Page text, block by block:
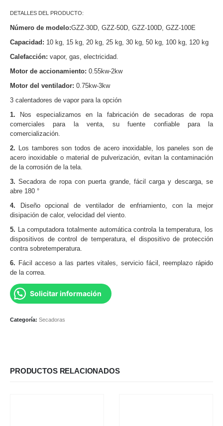
DETALLES DEL PRODUCTO:
Número de modelo:GZZ-30D, GZZ-50D, GZZ-100D, GZZ-100E
Capacidad: 10 kg, 15 kg, 20 kg, 25 kg, 30 kg, 50 kg, 100 kg, 120 kg
Calefacción: vapor, gas, electricidad.
Motor de accionamiento: 0.55kw-2kw
Motor del ventilador: 0.75kw-3kw
3 calentadores de vapor para la opción
1. Nos especializamos en la fabricación de secadoras de ropa
comerciales para la venta, su fuente confiable para la
comercialización.
2. Los tambores son todos de acero inoxidable, los paneles son de
acero inoxidable o material de pulverización, evitan la contaminación
de la corrosión de la tela.
3. Secadora de ropa con puerta grande, fácil carga y descarga, se
abre 180 °
4. Diseño opcional de ventilador de enfriamiento, con la mejor
disipación de calor, velocidad del viento.
5. La computadora totalmente automática controla la temperatura, los
dispositivos de control de temperatura, el dispositivo de protección
contra sobretemperatura.
6. Fácil acceso a las partes vitales, servicio fácil, reemplazo rápido
de la correa.
Solicitar información
Categoría: Secadoras
PRODUCTOS RELACIONADOS